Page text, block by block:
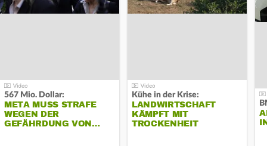
567 Mio. Dollar:
META MUSS STRAFE
WEGEN DER
GEFÄHRDUNG VON…
Kühe in der Krise:
LANDWIRTSCHAFT
KÄMPFT MIT
TROCKENHEIT